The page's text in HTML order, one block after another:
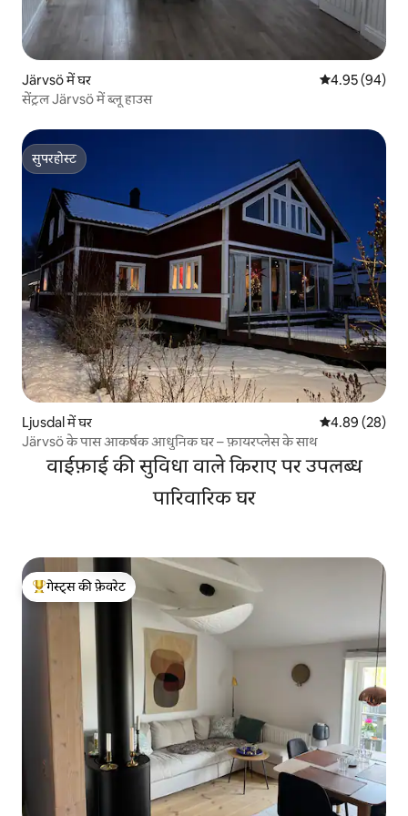
Järvsö में घर औसत रेटिंग 5 में
4.95 (94)
सेंट्रल Järvsö में ब्लू हाउस
सुपरहोस्ट
सुपरहोस्ट
Ljusdal में घर औसत रेटिंग 5 में
4.89 (28)
Järvsö के पास आकर्षक आधुनिक घर – फ़ायरप्लेस के साथ
वाईफ़ाई की सुविधा वाले किराए पर उपलब्ध
पारिवारिक घर
गेस्ट्स का टॉप फ़ेवरेट
गेस्ट्स की फ़ेवरेट